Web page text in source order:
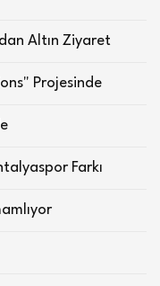
Altın Ziyaret
Projesinde
Farkı